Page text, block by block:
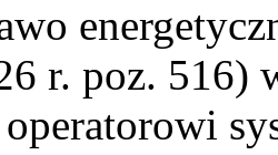
r. poz. 516)